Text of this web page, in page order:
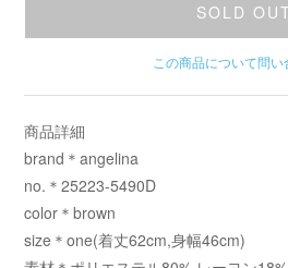
SOLD OUT
この商品について問い
商品詳細
brand＊angelina
no.＊25223-5490D
color＊brown
size＊one(着丈62cm,身幅46cm)